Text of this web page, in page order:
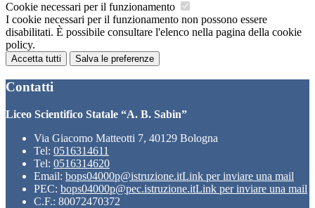
Cookie necessari per il funzionamento
I cookie necessari per il funzionamento non possono essere
disabilitati. È possibile consultare l'elenco nella pagina della cookie
policy.
Accetta tutti Salva le preferenze
Contatti
Liceo Scientifico Statale “A. B. Sabin”
Via Giacomo Matteotti 7, 40129 Bologna
Tel: 0516314611
Tel: 0516314620
Email: bops04000p@istruzione.itLink per inviare una mail
PEC: bops04000p@pec.istruzione.itLink per inviare una mail
C.F.: 80072470372